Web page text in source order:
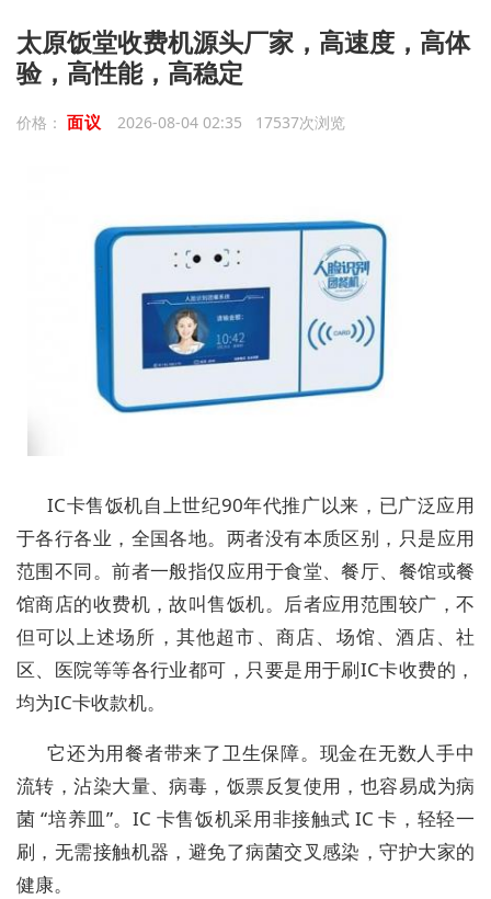
太原饭堂收费机源头厂家，高速度，高体
验，高性能，高稳定
价格： 面议 2026-08-04 02:35 17537次浏览
IC卡售饭机自上世纪90年代推广以来，已广泛应用
于各行各业，全国各地。两者没有本质区别，只是应用
范围不同。前者一般指仅应用于食堂、餐厅、餐馆或餐
馆商店的收费机，故叫售饭机。后者应用范围较广，不
但可以上述场所，其他超市、商店、场馆、酒店、社
区、医院等等各行业都可，只要是用于刷IC卡收费的，
均为IC卡收款机。
它还为用餐者带来了卫生保障。现金在无数人手中
流转，沾染大量、病毒，饭票反复使用，也容易成为病
菌 “培养皿”。IC 卡售饭机采用非接触式 IC 卡，轻轻一
刷，无需接触机器，避免了病菌交叉感染，守护大家的
健康。